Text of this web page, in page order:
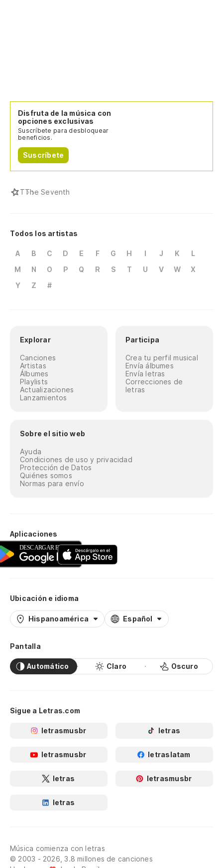
Disfruta de la música con
opciones exclusivas
Suscríbete para desbloquear
beneficios.
Suscríbete
TThe Seventh
Todos los artistas
A B C D E F G H I J K
L
M
N O P Q R S T U V W
X
Y
Z #
Explorar
Canciones
Artistas
Álbumes
Playlists
Actualizaciones
Lanzamientos
Participa
Crea tu perfil musical
Envía álbumes
Envía letras
Correcciones de
letras
Sobre el sitio web
Ayuda
Condiciones de uso y privacidad
Protección de Datos
Quiénes somos
Normas para envío
Aplicaciones
Ubicación e idioma
Hispanoamérica Español
Pantalla
Automático Claro Oscuro
Sigue a Letras.com
letrasmusbr letras
letrasmusbr letraslatam
letras letrasmusbr
letras
Música comienza con letras
© 2003 - 2026, 3.8 millones de canciones